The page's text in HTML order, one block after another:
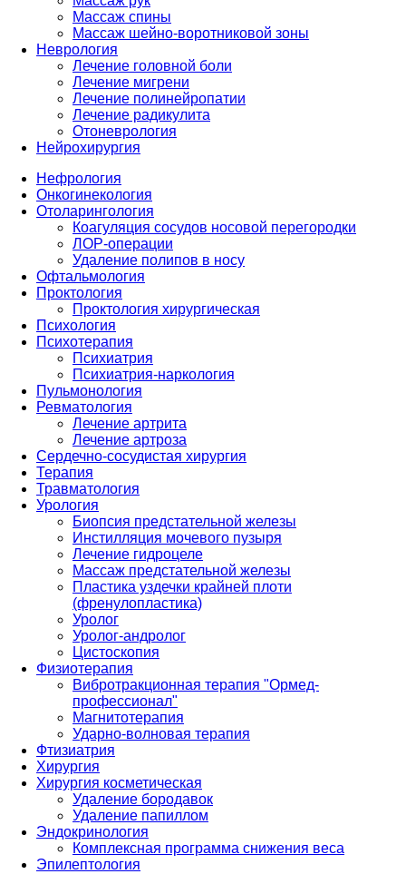
Массаж спины
Массаж шейно-воротниковой зоны
Неврология
Лечение головной боли
Лечение мигрени
Лечение полинейропатии
Лечение радикулита
Отоневрология
Нейрохирургия
Нефрология
Онкогинекология
Отоларингология
Коагуляция сосудов носовой перегородки
ЛОР-операции
Удаление полипов в носу
Офтальмология
Проктология
Проктология хирургическая
Психология
Психотерапия
Психиатрия
Психиатрия-наркология
Пульмонология
Ревматология
Лечение артрита
Лечение артроза
Сердечно-сосудистая хирургия
Терапия
Травматология
Урология
Биопсия предстательной железы
Инстилляция мочевого пузыря
Лечение гидроцеле
Массаж предстательной железы
Пластика уздечки крайней плоти
(френулопластика)
Уролог
Уролог-андролог
Цистоскопия
Физиотерапия
Вибротракционная терапия "Ормед-
профессионал"
Магнитотерапия
Ударно-волновая терапия
Фтизиатрия
Хирургия
Хирургия косметическая
Удаление бородавок
Удаление папиллом
Эндокринология
Комплексная программа снижения веса
Эпилептология